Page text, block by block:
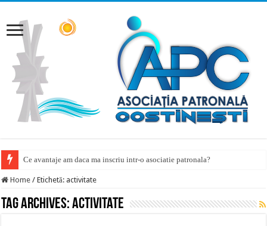
Ce avantaje am daca ma inscriu intr-o asociatie patronala?
Home / Etichetă: activitate
Tag Archives:activitate